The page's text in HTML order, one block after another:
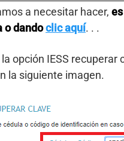
a necesitar hacer,
o dandoclic aquí. . .
opción IESS
la siguiente imagen.